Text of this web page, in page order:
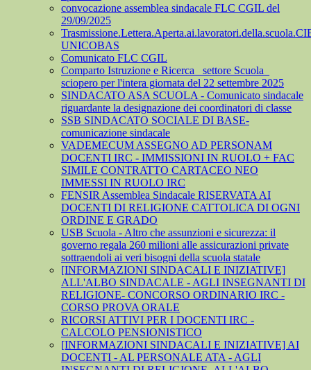
convocazione assemblea sindacale FLC CGIL del
29/09/2025
UNICOBAS
Comunicato FLC CGIL
Comparto Istruzione e Ricerca_ settore Scuola_
sciopero per l'intera giornata del 22 settembre 2025
SINDACATO ASA SCUOLA - Comunicato sindacale
riguardante la designazione dei coordinatori di classe
SSB SINDACATO SOCIALE DI BASE-
comunicazione sindacale
VADEMECUM ASSEGNO AD PERSONAM
DOCENTI IRC - IMMISSIONI IN RUOLO + FAC
SIMILE CONTRATTO CARTACEO NEO
IMMESSI IN RUOLO IRC
FENSIR Assemblea Sindacale RISERVATA AI
DOCENTI DI RELIGIONE CATTOLICA DI OGNI
ORDINE E GRADO
USB Scuola - Altro che assunzioni e sicurezza: il
governo regala 260 milioni alle assicurazioni private
sottraendoli ai veri bisogni della scuola statale
[INFORMAZIONI SINDACALI E INIZIATIVE]
ALL'ALBO SINDACALE - AGLI INSEGNANTI DI
RELIGIONE- CONCORSO ORDINARIO IRC -
CORSO PROVA ORALE
RICORSI ATTIVI PER I DOCENTI IRC -
CALCOLO PENSIONISTICO
[INFORMAZIONI SINDACALI E INIZIATIVE] AI
DOCENTI - AL PERSONALE ATA - AGLI